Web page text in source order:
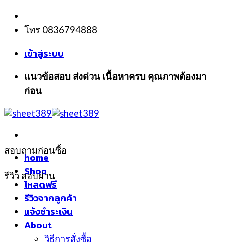
Skip
content
โทร 0836794888
เข้าสู่ระบบ
แนวข้อสอบ ส่งด่วน เนื้อหาครบ คุณภาพต้องมา
ก่อน
home
Shop
โหลดฟรี
รีวิวจากลูกค้า
แจ้งชำระเงิน
About
วิธีการสั่งซื้อ
สอบถามก่อนซื้อ
รีวิว สอบผ่าน